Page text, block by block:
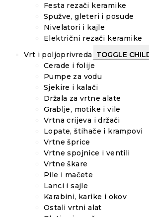
Festa rezači keramike
Spužve, gleteri i posude
Nivelatori i kajle
Električni rezači keramike
Vrt i poljoprivreda
TOGGLE
Cerade i folije
Pumpe za vodu
Sjekire i kalači
Držala za vrtne alate
Grablje, motike i vile
Vrtna crijeva i držači
Lopate, štihače i krampovi
Vrtne šprice
Vrtne spojnice i ventili
Vrtne škare
Pile i mačete
Lanci i sajle
Karabini, karike i okov
Ostali vrtni alat